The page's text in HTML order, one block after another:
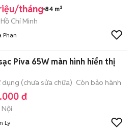
tháng 84 m²
Chí Minh
Phan
Piva 65W màn hình hiển thị
dụng (chưa sửa chữa) Còn bảo hành
đ
Nội
Ly